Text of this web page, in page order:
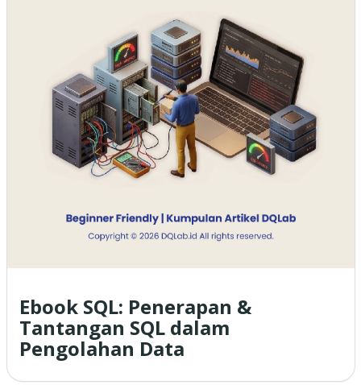
Ebook SQL: Penerapan &
Tantangan SQL dalam
Pengolahan Data